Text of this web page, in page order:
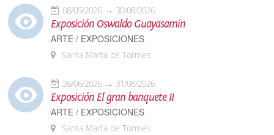
08/05/2026 30/08/2026
Exposición Oswaldo Guayasamín
ARTE / EXPOSICIONES
Santa Marta de Tormes
26/06/2026 31/08/2026
Exposición El gran banquete II
ARTE / EXPOSICIONES
Santa Marta de Tormes